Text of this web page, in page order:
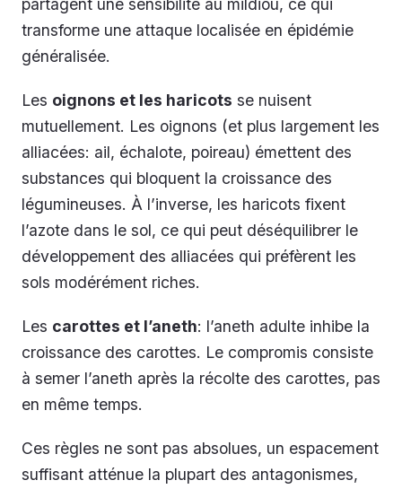
partagent une sensibilité au mildiou, ce qui
transforme une attaque localisée en épidémie
généralisée.
Les oignons et les haricots se nuisent
mutuellement. Les oignons (et plus largement les
alliacées: ail, échalote, poireau) émettent des
substances qui bloquent la croissance des
légumineuses. À l’inverse, les haricots fixent
l’azote dans le sol, ce qui peut déséquilibrer le
développement des alliacées qui préfèrent les
sols modérément riches.
Les carottes et l’aneth: l’aneth adulte inhibe la
croissance des carottes. Le compromis consiste
à semer l’aneth après la récolte des carottes, pas
en même temps.
Ces règles ne sont pas absolues, un espacement
suffisant atténue la plupart des antagonismes,